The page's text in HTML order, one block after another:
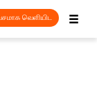
☰
வெளியிட